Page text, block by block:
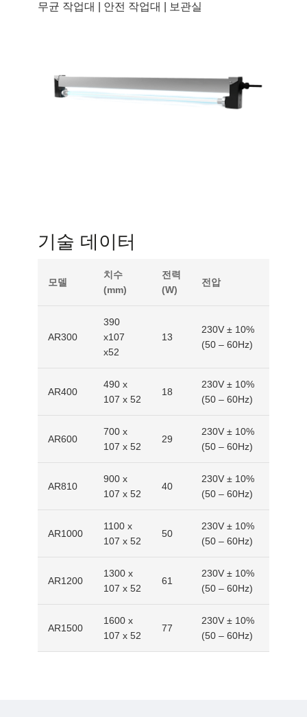
무균 작업대 | 안전 작업대 | 보관실
기술 데이터
모델
치수
(mm)
전력
(W)
전압
AR300
390
x107
x52
13
230V ± 10%
(50 – 60Hz)
AR400
490 x
107 x 52
18
230V ± 10%
(50 – 60Hz)
AR600
700 x
107 x 52
29
230V ± 10%
(50 – 60Hz)
AR810
900 x
107 x 52
40
230V ± 10%
(50 – 60Hz)
AR1000
1100 x
107 x 52
50
230V ± 10%
(50 – 60Hz)
AR1200
1300 x
107 x 52
61
230V ± 10%
(50 – 60Hz)
AR1500
1600 x
107 x 52
77
230V ± 10%
(50 – 60Hz)